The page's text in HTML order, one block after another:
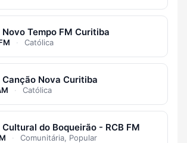
Novo Tempo FM Curitiba
· Católica
Canção Nova Curitiba
· Católica
Cultural do Boqueirão - RCB FM
· Comunitária, Popular